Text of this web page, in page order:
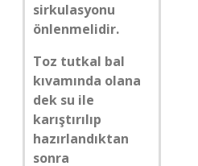
sirkulasyonu
önlenmelidir.
Toz tutkal bal
kıvamında olana
dek su ile
karıştırılıp
hazırlandıktan
sonra